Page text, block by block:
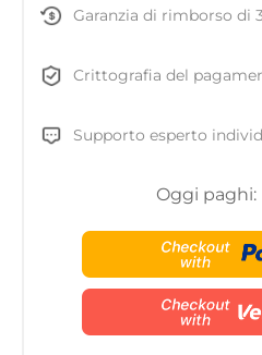
Garanzia di rimborso di
Crittografia del
Supporto esperto
Oggi paghi: